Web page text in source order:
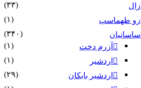
زال
(۳۳)
زو طهماسپ‏
(۱)
ساسانیان
(۳۴۰)
آزرم دخت
(۱)
اردشیر
(۱)
اردشیر بابکان
(۲۹)